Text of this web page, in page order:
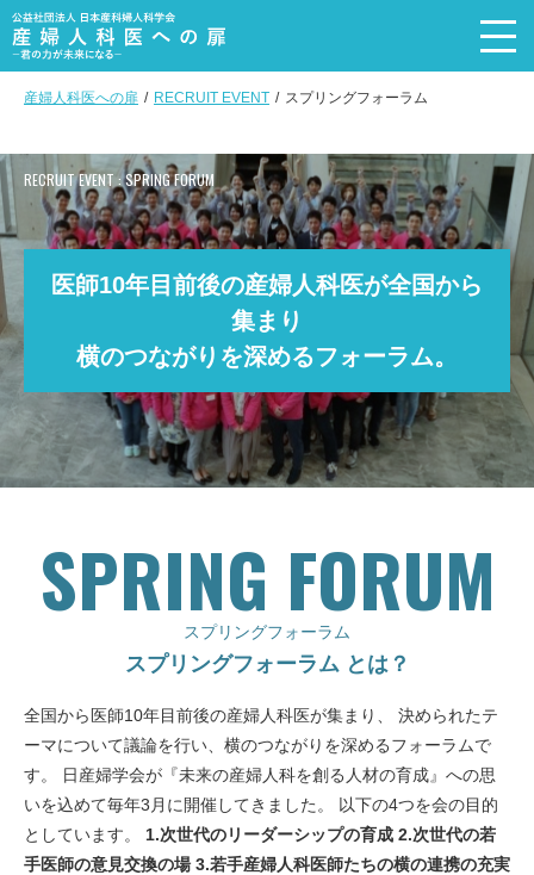
メッセージ
Message
産婦人科を選ぶ理由
Reason
産婦人科医の4職種+α
Recruit event
産婦人科医の声
Doctor’s voice
委員会について
About us
お問い合わせ
Contact
ダウンロード
THANKS
THANKS
産婦人科医への扉 RECRUIT EVENT スプリングフォーラム
RECRUIT EVENT : SPRING FORUM
医師10年目前後の産婦人科医が全国から
集まり
横のつながりを深めるフォーラム。
SPRING FORUM
スプリングフォーラム
スプリングフォーラム とは？
全国から医師10年目前後の産婦人科医が集まり、
決められたテ
ーマについて議論を行い、横のつながりを深めるフォーラムで
す。
日産婦学会が『未来の産婦人科を創る人材の育成』への思
いを込めて毎年3月に開催してきました。
以下の4つを会の目的
としています。
1.次世代のリーダーシップの育成 2.次世代の若
手医師の意見交換の場 3.若手産婦人科医師たちの横の連携の充実